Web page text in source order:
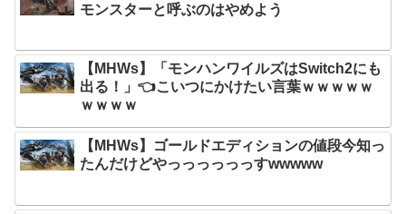
モンスターと呼ぶのはやめよう
【MHWs】「モンハンワイルズはSwitch2にも
出る！」👈こいつにかけたい言葉ｗｗｗｗｗ
ｗｗｗｗ
【MHWs】ゴールドエディションの値段今知っ
たんだけどやっっっっっっすwwwww